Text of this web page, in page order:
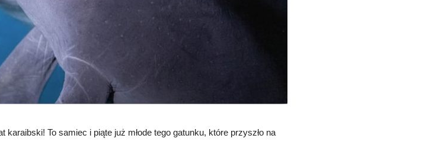
karaibski! To samiec i piąte już młode tego gatunku, które przyszło na